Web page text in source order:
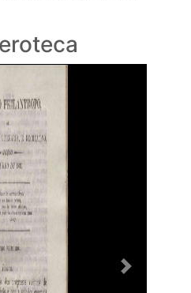
Digital da
objetivo facultar o
jornais publicados na
Next